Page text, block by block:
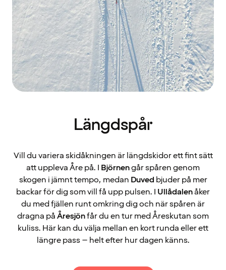
Längdspår
Vill du variera skidåkningen är längdskidor ett fint sätt
att uppleva Åre på. I Björnengår spåren genom
skogen i jämnt tempo, medan Duved bjuder på mer
backar för dig som vill få upp pulsen. I Ullådalenåker
du med fjällen runt omkring dig och när spåren är
dragna påÅresjönfår du en tur med Åreskutan som
kuliss. Här kan du välja mellan en kort runda eller ett
längre pass – helt efter hur dagen känns.